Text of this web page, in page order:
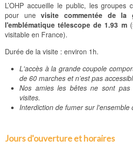
L’OHP accueille le public, les groupes
pour unevisite commentée de la
l'emblématique télescope de 1.93 m
visitable en France).
Durée de la visite : environ 1h.
L'accès à la grande coupole
de 60 marches et n’est pas
Nos amies les bêtes ne sont
visites.
Interdiction de fumer sur l'ensemble
Jours d'ouverture et horaires